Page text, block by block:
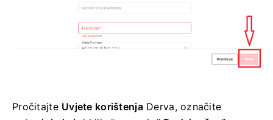
Pročitajte Uvjete korištenjaDerva, označite